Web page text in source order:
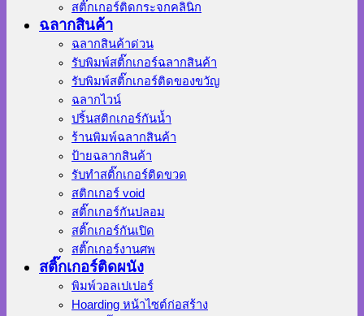
สติ๊กเกอร์ติดกระจกคลินิก
ฉลากสินค้า
ฉลากสินค้าด่วน
รับพิมพ์สติ๊กเกอร์ฉลากสินค้า
รับพิมพ์สติ๊กเกอร์ติดของขวัญ
ฉลากไวน์
ปริ้นสติกเกอร์กันน้ำ
ร้านพิมพ์ฉลากสินค้า
ป้ายฉลากสินค้า
รับทำสติ๊กเกอร์ติดขวด
สติกเกอร์ void
สติ๊กเกอร์กันปลอม
สติ๊กเกอร์กันเปิด
สติ๊กเกอร์งานศพ
สติ๊กเกอร์ติดผนัง
พิมพ์วอลเปเปอร์
Hoarding หน้าไซต์ก่อสร้าง